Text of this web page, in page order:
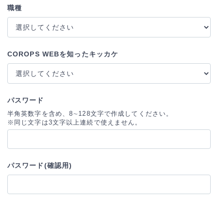
職種
COROPS WEBを知ったキッカケ
パスワード
半角英数字を含め、8∼128文字で作成してください。
※同じ文字は3文字以上連続で使えません。
パスワード(確認用)